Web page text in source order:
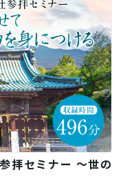
拝セミナー 〜世の